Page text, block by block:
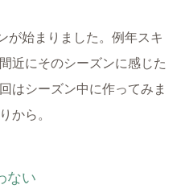
が始まりました。例年スキ
近にそのシーズンに感じた
はシーズン中に作ってみま
から。
ない